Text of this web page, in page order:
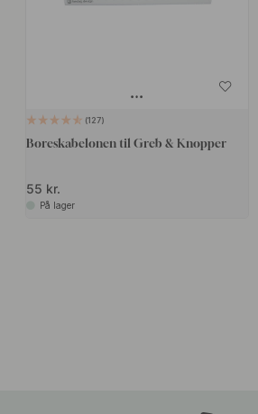
127
Boreskabelonen til Greb & Knopper
55 kr.
På lager